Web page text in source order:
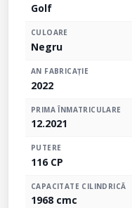
Golf
CULOARE
Negru
AN FABRICAȚIE
2022
PRIMA ÎNMATRICULARE
12.2021
PUTERE
116 CP
CAPACITATE CILINDRICĂ
1968 cmc